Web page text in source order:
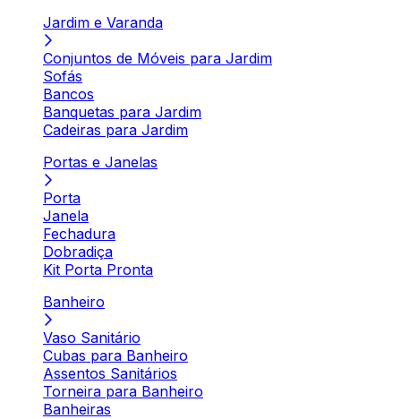
Jardim e Varanda
Conjuntos de Móveis para Jardim
Sofás
Bancos
Banquetas para Jardim
Cadeiras para Jardim
Portas e Janelas
Porta
Janela
Fechadura
Dobradiça
Kit Porta Pronta
Banheiro
Vaso Sanitário
Cubas para Banheiro
Assentos Sanitários
Torneira para Banheiro
Banheiras